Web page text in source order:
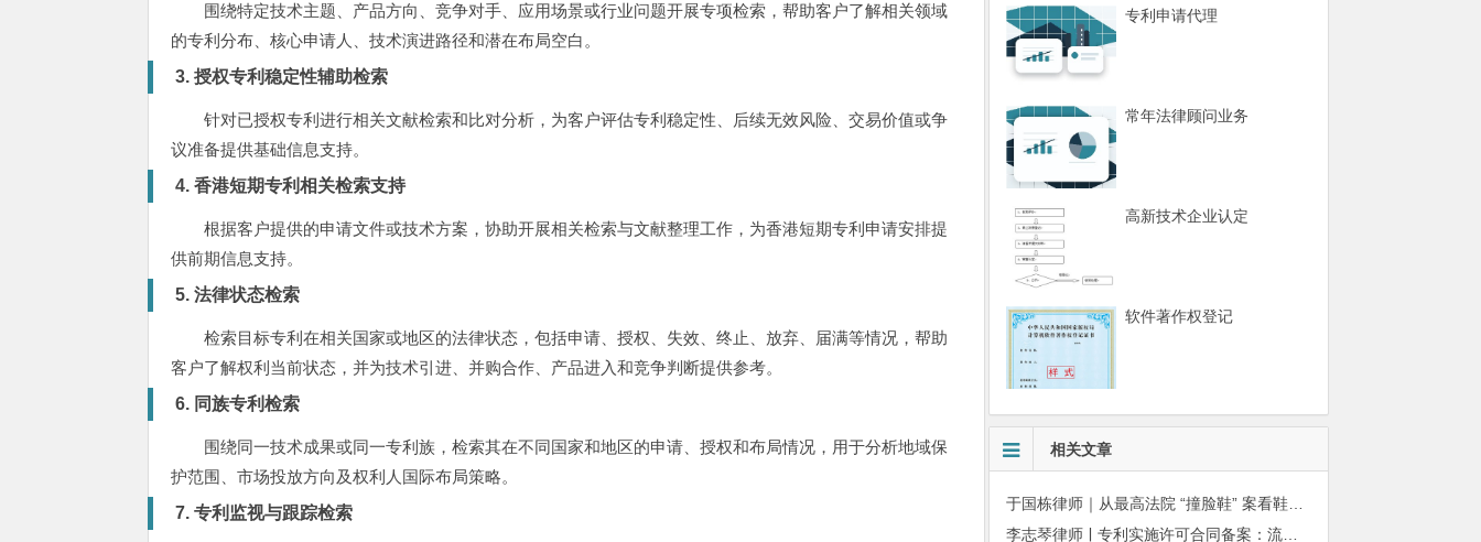
围绕特定技术主题、产品方向、竞争对手、应用场景或行业问题开展专项检索，帮助客户了解相关领域
的专利分布、核心申请人、技术演进路径和潜在布局空白。
3. 授权专利稳定性辅助检索
针对已授权专利进行相关文献检索和比对分析，为客户评估专利稳定性、后续无效风险、交易价值或争
议准备提供基础信息支持。
4. 香港短期专利相关检索支持
根据客户提供的申请文件或技术方案，协助开展相关检索与文献整理工作，为香港短期专利申请安排提
供前期信息支持。
5. 法律状态检索
检索目标专利在相关国家或地区的法律状态，包括申请、授权、失效、终止、放弃、届满等情况，帮助
客户了解权利当前状态，并为技术引进、并购合作、产品进入和竞争判断提供参考。
6. 同族专利检索
围绕同一技术成果或同一专利族，检索其在不同国家和地区的申请、授权和布局情况，用于分析地域保
护范围、市场投放方向及权利人国际布局策略。
7. 专利监视与跟踪检索
专利申请代理
常年法律顾问业务
高新技术企业认定
软件著作权登记
相关文章
于国栋律师｜从最高法院 “撞脸鞋” 案看鞋服品牌反仿款知识产权策略
李志琴律师ￜ专利实施许可合同备案：流程、结果及时限全解析